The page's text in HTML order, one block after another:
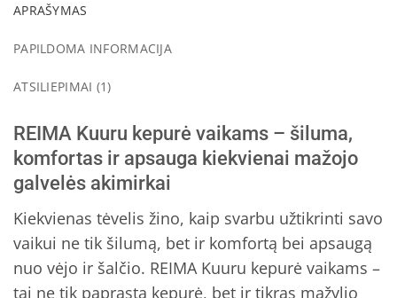
APRAŠYMAS
PAPILDOMA INFORMACIJA
ATSILIEPIMAI (1)
REIMA Kuuru kepurė vaikams – šiluma,
komfortas ir apsauga kiekvienai mažojo
galvelės akimirkai
Kiekvienas tėvelis žino, kaip svarbu užtikrinti savo
vaikui ne tik šilumą, bet ir komfortą bei apsaugą
nuo vėjo ir šalčio. REIMA Kuuru kepurė vaikams –
tai ne tik paprasta kepurė, bet ir tikras mažylio